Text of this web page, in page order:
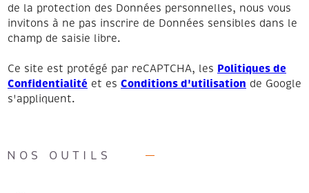
de la protection des Données personnelles, nous vous
invitons à ne pas inscrire de Données sensibles dans le
champ de saisie libre.
Ce site est protégé par reCAPTCHA, les Politiques de
Confidentialité et es Conditions d'utilisation de Google
s'appliquent.
NOS OUTILS